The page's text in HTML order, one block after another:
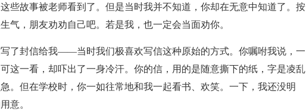
些故事被老师看到了。但是当时我并不知道，你却在无意中知道了。按
气，朋友劝劝自己吧。若是我，也一定会当面劝你。
了封信给我——当时我们极喜欢写信这种原始的方式。你嘱咐我说，一
这一看，却吓出了一身冷汗。你的信，用的是随意撕下的纸，字是凌乱
。但在学校时，你一如往常地和我一起看书、欢笑。一下，我还没明
意。